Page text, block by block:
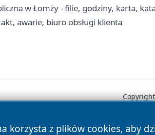
w Łomży - filie, godziny, karta,
awarie, biuro obsługi klienta
korzysta z plików cookies, aby
News